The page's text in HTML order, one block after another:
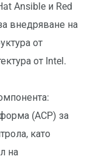
Ansible и Red
внедряване на
от
от Intel.
(ACP) за
като
на